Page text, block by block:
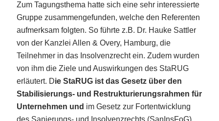
Zum Tagungsthema hatte sich eine sehr interessierte
Gruppe zusammengefunden, welche den Referenten
aufmerksam folgten. So führte z.B. Dr. Hauke Sattler
von der Kanzlei Allen & Overy, Hamburg, die
Teilnehmer in das Insolvenzrecht ein. Zudem wurden
von ihm die Ziele und Auswirkungen des StaRUG
erläutert. Die StaRUG ist das Gesetz über den
Stabilisierungs- und Restrukturierungsrahmen für
Unternehmen und im Gesetz zur Fortentwicklung